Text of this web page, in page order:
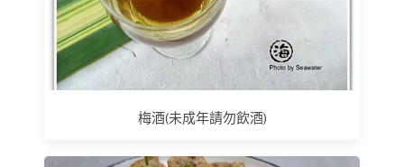
梅酒(未成年請勿飲酒)